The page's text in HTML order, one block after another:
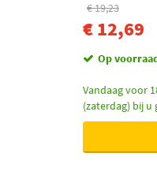
€ 19,23
€ 12,69
Op
Vandaag voor
(zaterdag) bij u